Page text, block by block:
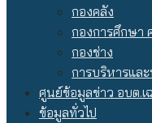
กองคลัง
กองการศึกษา
กองช่าง
การบริหารแล
ศูนย์ข้อมูลข่าว อบต.เ
ข้อมูลทั่วไป